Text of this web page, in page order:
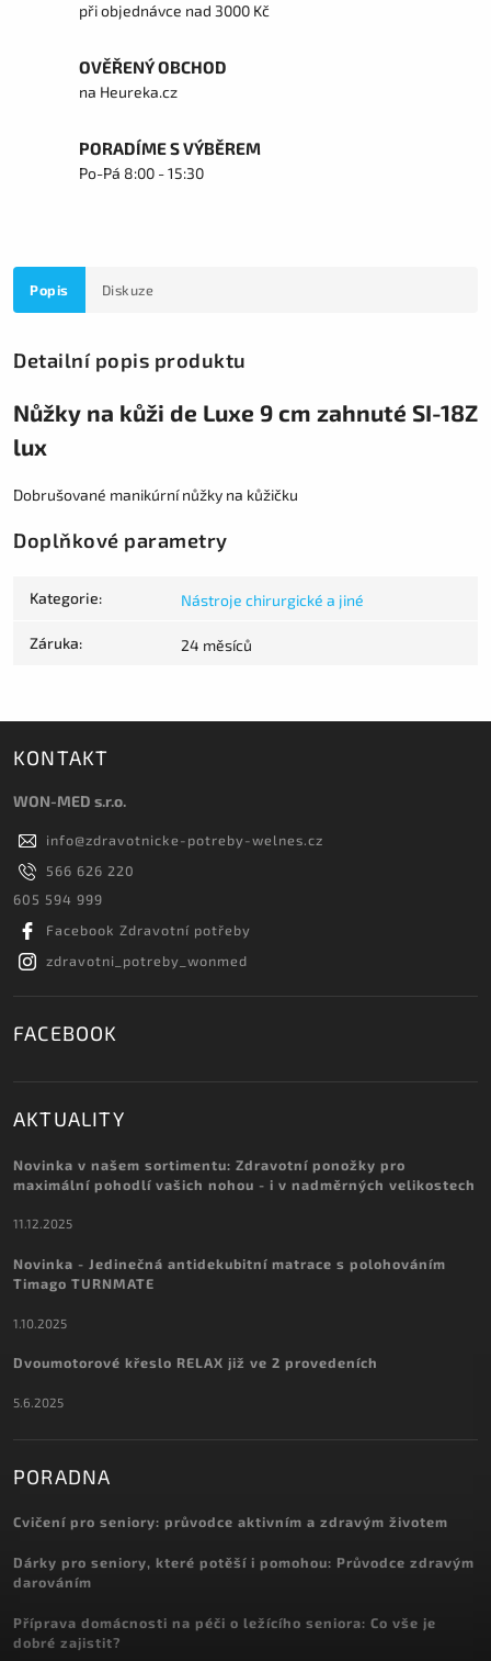
při objednávce nad 3000 Kč
OVĚŘENÝ OBCHOD
na Heureka.cz
PORADÍME S VÝBĚREM
Po-Pá 8:00 - 15:30
Popis Diskuze
Detailní popis produktu
Nůžky na kůži de Luxe 9 cm zahnuté SI-18Z
lux
Dobrušované manikúrní nůžky na kůžičku
Doplňkové parametry
Kategorie: Nástroje chirurgické a jiné
Záruka: 24 měsíců
KONTAKT
WON-MED s.r.o.
info@zdravotnicke-potreby-welnes.cz
566 626 220
605 594 999
Facebook Zdravotní potřeby
zdravotni_potreby_wonmed
FACEBOOK
AKTUALITY
Novinka v našem sortimentu: Zdravotní ponožky pro
maximální pohodlí vašich nohou - i v nadměrných velikostech
11.12.2025
Novinka - Jedinečná antidekubitní matrace s polohováním
Timago TURNMATE
1.10.2025
Dvoumotorové křeslo RELAX již ve 2 provedeních
5.6.2025
PORADNA
Cvičení pro seniory: průvodce aktivním a zdravým životem
Dárky pro seniory, které potěší i pomohou: Průvodce zdravým
darováním
Příprava domácnosti na péči o ležícího seniora: Co vše je
dobré zajistit?